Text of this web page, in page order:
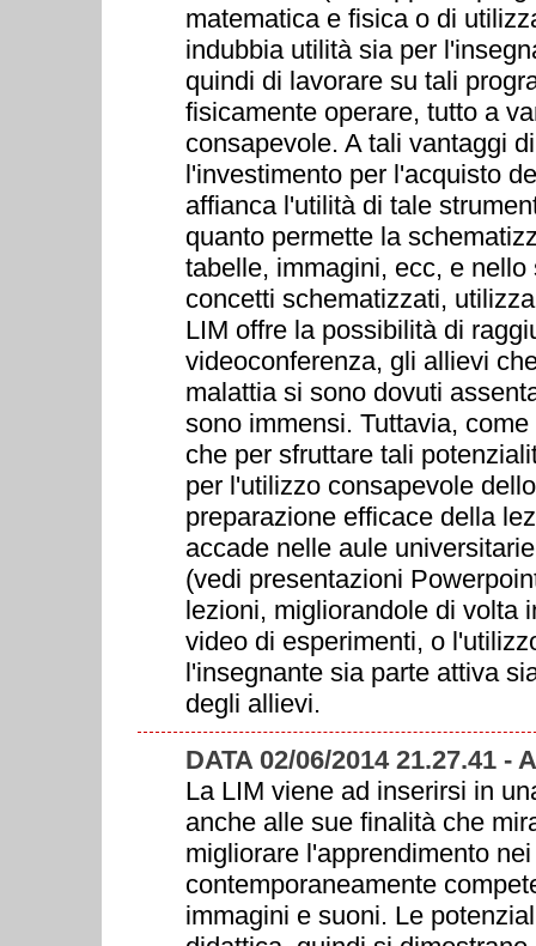
matematica e fisica o di
indubbia utilità sia per
quindi di lavorare su tali
fisicamente operare, tutto a
consapevole. A tali vantaggi
l'investimento per l'acquisto
affianca l'utilità di tale
quanto permette la
tabelle, immagini, ecc, e
concetti schematizzati,
LIM offre la possibilità di
videoconferenza, gli allievi
malattia si sono dovuti
sono immensi. Tuttavia,
che per sfruttare tali
per l'utilizzo consapevole
preparazione efficace della
accade nelle aule
(vedi presentazioni
lezioni, migliorandole di volta
video di esperimenti, o
l'insegnante sia parte attiva
degli allievi.
DATA 02/06/2014 21.27.41 -
La LIM viene ad inserirsi in
anche alle sue finalità che
migliorare l'apprendimento
contemporaneamente
immagini e suoni. Le